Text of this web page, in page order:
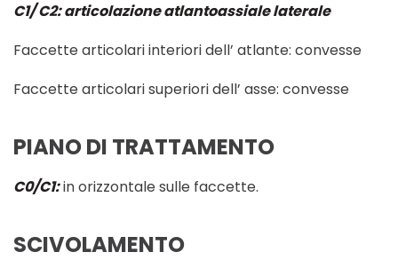
C1/ C2: articolazione atlantoassiale laterale
Faccette articolari interiori dell’ atlante: convesse
Faccette articolari superiori dell’ asse: convesse
PIANO DI TRATTAMENTO
C0/C1:in orizzontale sulle faccette.
SCIVOLAMENTO